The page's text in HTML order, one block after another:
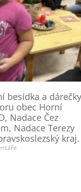
besídka a
obec Horní
Nadace Čez
Nadace Terezy
kraj.